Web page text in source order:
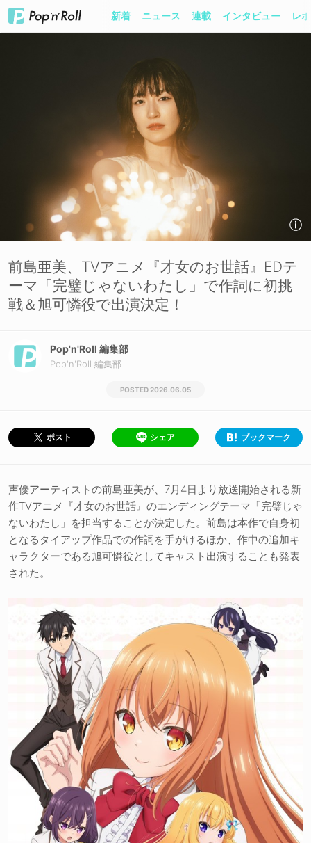
新着 ニュース 連載 インタビュー レ
前島亜美、TVアニメ『才女のお世話』EDテ
ーマ「完璧じゃないわたし」で作詞に初挑
戦＆旭可憐役で出演決定！
Pop'n'Roll 編集部
Pop'n'Roll 編集部
2026.06.05
ポスト シェア ブックマーク
声優アーティストの前島亜美が、7月4日より放送開始される新
作TVアニメ『才女のお世話』のエンディングテーマ「完璧じゃ
ないわたし」を担当することが決定した。前島は本作で自身初
となるタイアップ作品での作詞を手がけるほか、作中の追加キ
ャラクターである旭可憐役としてキャスト出演することも発表
された。